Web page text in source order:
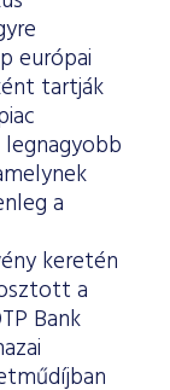
európai
tartják
a
keretén
a
Bank